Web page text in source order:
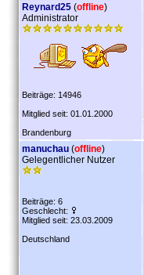
Reynard25 (offline)
Administrator
Beiträge: 14946
Mitglied seit: 01.01.2000
Brandenburg
manuchau (offline)
Gelegentlicher Nutzer
Beiträge: 6
Geschlecht:
Mitglied seit: 23.03.2009
Deutschland